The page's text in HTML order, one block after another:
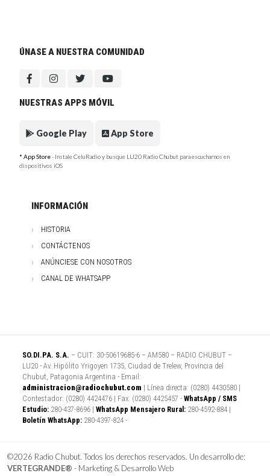
ÚNASE A NUESTRA COMUNIDAD
NUESTRAS APPS MÓVIL
Google Play App Store
* App Store- Instale CeluRadio y busque LU20 Radio Chubut para escucharnos en
dispositivos iOS
INFORMACIÓN
HISTORIA
CONTÁCTENOS
ANÚNCIESE CON NOSOTROS
CANAL DE WHATSAPP
SO.DI.PA. S.A. – CUIT: 30-50619685-6 – AM580 – RADIO CHUBUT –
LU20 - Av. Hipólito Yrigoyen 1735, Ciudad de Trelew, Provincia del
Chubut, Patagonia Argentina - Email:
administracion@radiochubut.com | Línea directa: (0280) 4430580 |
Contestador: (0280) 4424476 | Fax: (0280) 4425457 - WhatsApp / SMS
Estudio: 280-437-8696 | WhatsApp Mensajero Rural: 280-4592-884 |
Boletín WhatsApp: 280-4397-824 -
©2026 Radio Chubut. Todos los derechos reservados. Un desarrollo de:
VERTEGRANDE® - Marketing & Desarrollo Web